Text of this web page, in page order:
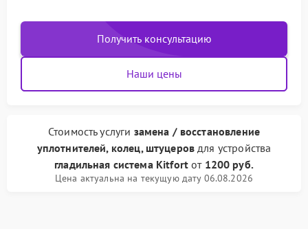
Получить консультацию
Наши цены
Стоимость услуги замена / восстановление
уплотнителей, колец, штуцеровдля устройства
гладильная система Kitfortот 1200 руб.
Цена актуальна на текущую дату 06.08.2026